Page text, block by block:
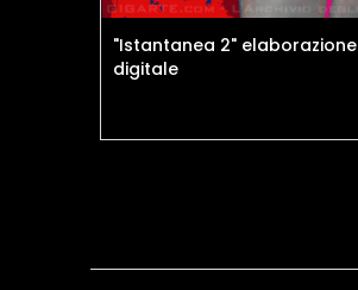
"Istantanea 2" elaborazione
digitale